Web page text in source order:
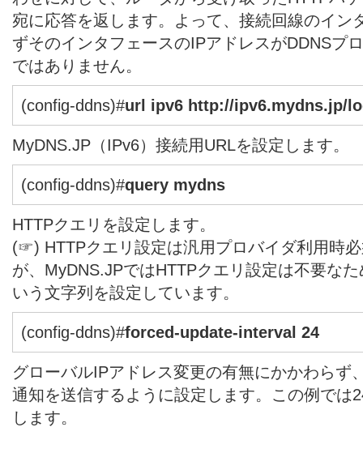
宛に応答を返します。よって、接続回線のイン
ずそのインタフェースのIPアドレスがDDNSプ
ではありません。
(config-ddns)#url ipv6 http://ipv6.mydns.jp/
MyDNS.JP（IPv6）接続用URLを設定します。
(config-ddns)#query mydns
HTTPクエリを設定します。
(☞) HTTPクエリ設定は汎用プロバイダ利用時
が、MyDNS.JPではHTTPクエリ設定は不要な
いう文字列を設定しています。
(config-ddns)#forced-update-interval 24
グローバルIPアドレス変更の有無にかかわらず
通知を送信するように設定します。この例では
します。